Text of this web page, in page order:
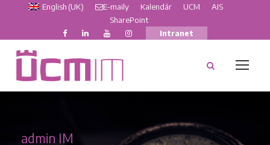
English (UK) E-maily Kalendár UCM
AIS
SharePoint
Intranet
admin IM